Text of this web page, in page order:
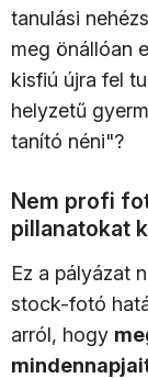
tanulási
meg önállóan
kisfiú újra fel
helyzetű
tanító néni"?
Nem profi
pillanatokat
Ez a pályázat
stock-fotó
arról, hogy